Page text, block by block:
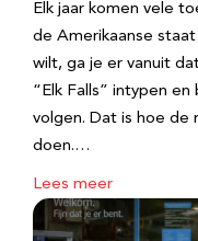
Elk jaar komen vele
de Amerikaanse
wilt, ga je er vanuit
“Elk Falls” intypen
volgen. Dat is hoe de
doen.…
Lees meer